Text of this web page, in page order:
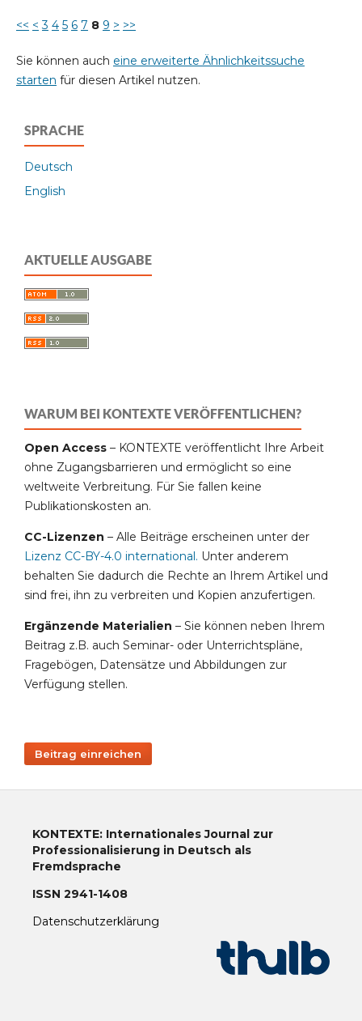
<< < 3 4 5 6 7 8 9 > >>
Sie können auch eine erweiterte Ähnlichkeitssuche
starten für diesen Artikel nutzen.
SPRACHE
Deutsch
English
AKTUELLE AUSGABE
WARUM BEI KONTEXTE VERÖFFENTLICHEN?
Open Access – KONTEXTE veröffentlicht Ihre Arbeit
ohne Zugangsbarrieren und ermöglicht so eine
weltweite Verbreitung. Für Sie fallen keine
Publikationskosten an.
CC-Lizenzen – Alle Beiträge erscheinen unter der
Lizenz CC-BY-4.0 international. Unter anderem
behalten Sie dadurch die Rechte an Ihrem Artikel und
sind frei, ihn zu verbreiten und Kopien anzufertigen.
Ergänzende Materialien – Sie können neben Ihrem
Beitrag z.B. auch Seminar- oder Unterrichtspläne,
Fragebögen, Datensätze und Abbildungen zur
Verfügung stellen.
Beitrag einreichen
KONTEXTE: Internationales Journal zur
Professionalisierung in Deutsch als
Fremdsprache
ISSN 2941-1408
Datenschutzerklärung